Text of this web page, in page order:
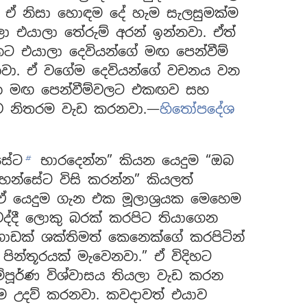
ඒ නිසා හොඳම දේ හැම සැලසුමක්ම
එයාලා තේරුම් අරන් ඉන්නවා. ඒත්
එයාලා දෙවියන්ගේ මඟ පෙන්වීම්
ඒ වගේම දෙවියන්ගේ වචනය වන
මඟ පෙන්වීම්වලට එකඟව සහ
නිතරම වැඩ කරනවා.—හිතෝපදේශ
b භාරදෙන්න” කියන යෙදුම “ඔබ
විසි කරන්න” කියලත්
ගැන එක මූලාශ්‍රයක මෙහෙම
ලොකු බරක් කරපිට තියාගෙන
ශක්තිමත් කෙනෙක්ගේ කරපිටින්
මැවෙනවා.” ඒ විදිහට
විශ්වාසය තියලා වැඩ කරන
කරනවා. කවදාවත් එයාව